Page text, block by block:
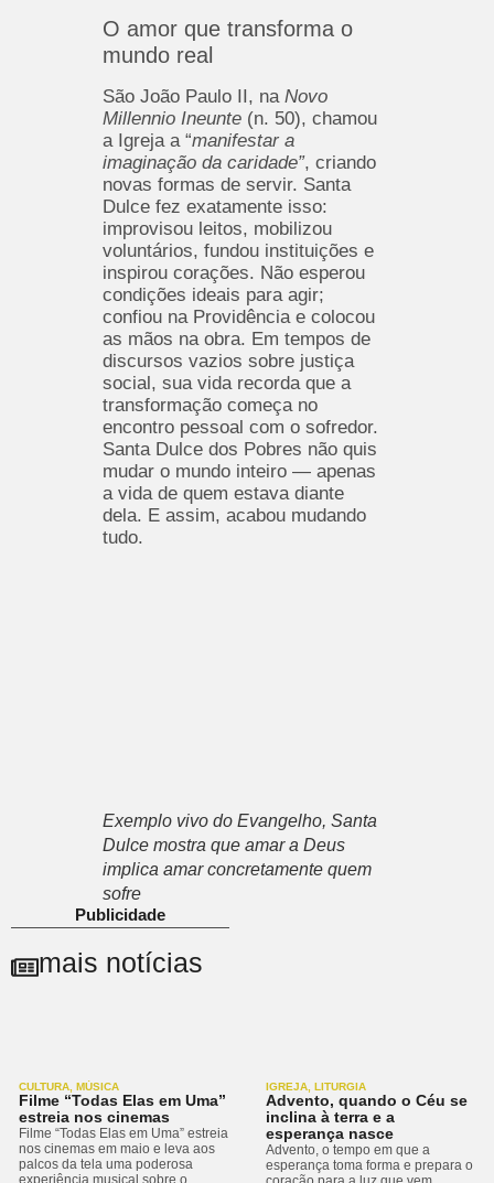
O amor que transforma o
mundo real
São João Paulo II, naNovo
Millennio Ineunte (n. 50), chamou
a Igreja a “manifestar a
imaginação da caridade”, criando
novas formas de servir. Santa
Dulce fez exatamente isso:
improvisou leitos, mobilizou
voluntários, fundou instituições e
inspirou corações. Não esperou
condições ideais para agir;
confiou na Providência e colocou
as mãos na obra. Em tempos de
discursos vazios sobre justiça
social, sua vida recorda que a
transformação começa no
encontro pessoal com o sofredor.
Santa Dulce dos Pobres não quis
mudar o mundo inteiro — apenas
a vida de quem estava diante
dela. E assim, acabou mudando
tudo.
Exemplo vivo do Evangelho, Santa
Dulce mostra que amar a Deus
implica amar concretamente quem
sofre
Publicidade
mais notícias
CULTURA, MÚSICA
Filme “Todas Elas em Uma”
estreia nos cinemas
Filme “Todas Elas em Uma” estreia
nos cinemas em maio e leva aos
palcos da tela uma poderosa
IGREJA, LITURGIA
Advento, quando o Céu se
inclina à terra e a
esperança nasce
Advento, o tempo em que a
esperança toma forma e prepara o